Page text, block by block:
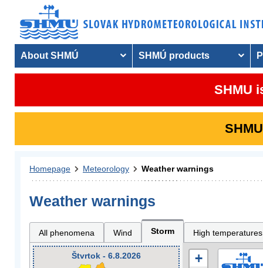
About SHMÚ SHMÚ products
SHMU
Homepage Meteorology Weather warnings
Weather warnings
All phenomena Wind Storm High temperatures
Štvrtok - 6.8.2026
+